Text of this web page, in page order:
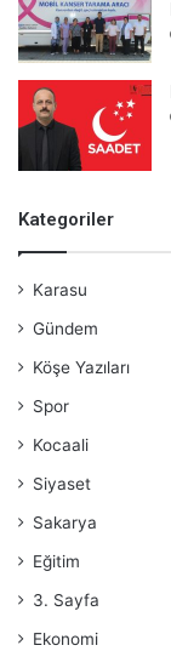
Kategoriler
Karasu
Gündem
Köşe Yazıları
Spor
Kocaali
Siyaset
Sakarya
Eğitim
3. Sayfa
Ekonomi